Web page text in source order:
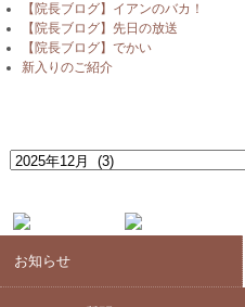
【院長ブログ】イアンのバカ！
【院長ブログ】先日の放送
【院長ブログ】でかい
新入りのご紹介
月
別
お知らせ